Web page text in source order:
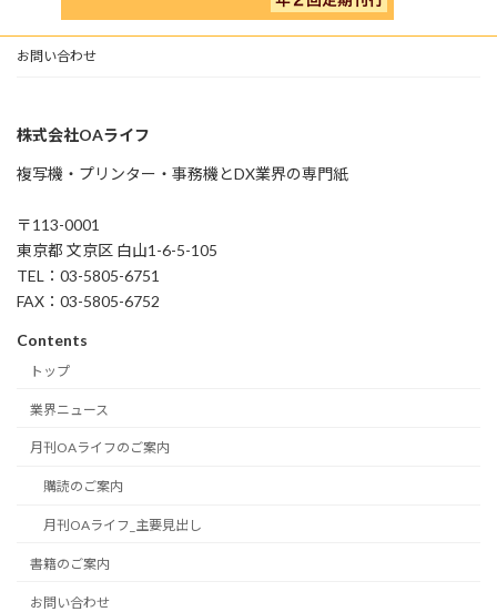
お問い合わせ
株式会社OAライフ
複写機・プリンター・事務機とDX業界の専門紙
〒113-0001
東京都 文京区 白山1-6-5-105
TEL：03-5805-6751
FAX：03-5805-6752
Contents
トップ
業界ニュース
月刊OAライフのご案内
購読のご案内
月刊OAライフ_主要見出し
書籍のご案内
お問い合わせ